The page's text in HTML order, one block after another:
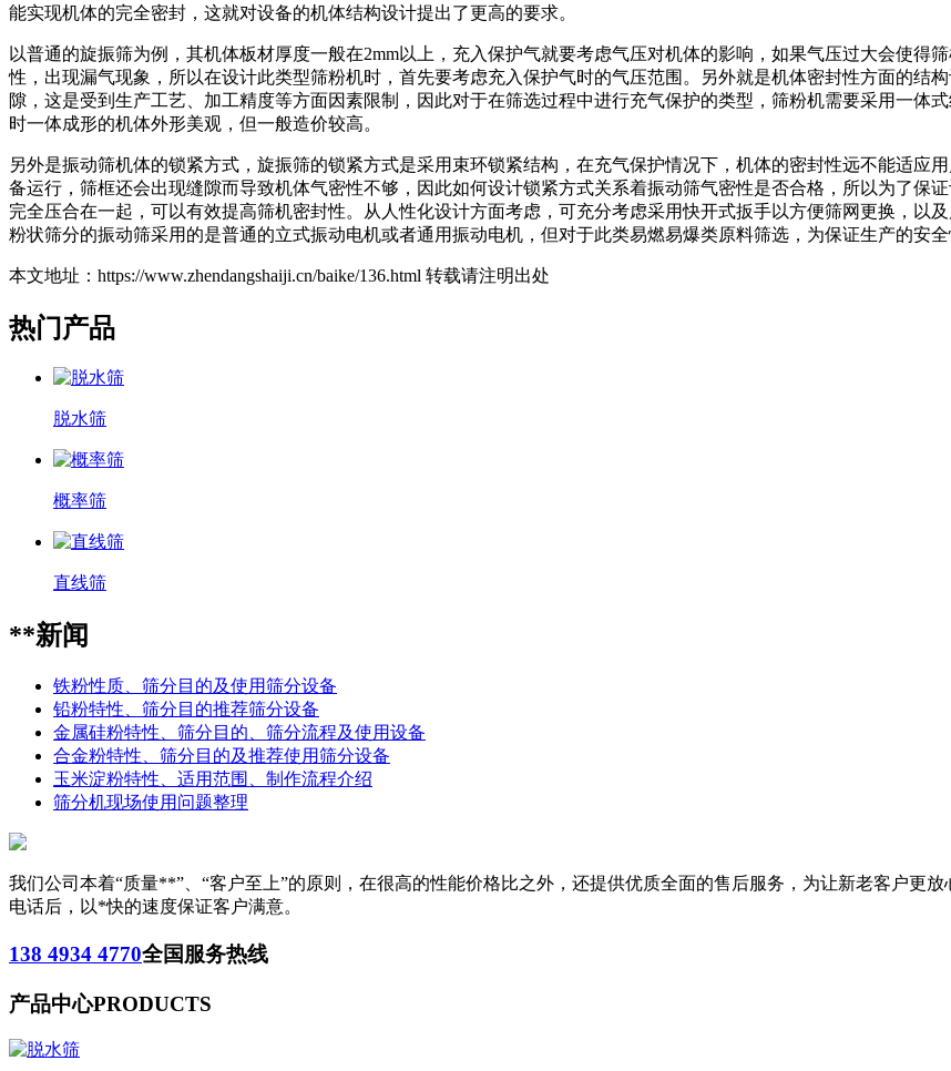
能实现机体的完全密封，这就对设备的机体结构设计提出了更高的要求。
以普通的旋振筛为例，其机体板材厚度一般在2mm以上，充入保护气就要考虑气压对机体的影响，如果气压过大会使得
性，出现漏气现象，所以在设计此类型筛粉机时，首先要考虑充入保护气时的气压范围。另外就是机体密封性方面的结
隙，这是受到生产工艺、加工精度等方面因素限制，因此对于在筛选过程中进行充气保护的类型，筛粉机需要采用一体
时一体成形的机体外形美观，但一般造价较高。
另外是振动筛机体的锁紧方式，旋振筛的锁紧方式是采用束环锁紧结构，在充气保护情况下，机体的密封性远不能适应
备运行，筛框还会出现缝隙而导致机体气密性不够，因此如何设计锁紧方式关系着振动筛气密性是否合格，所以为了保
完全压合在一起，可以有效提高筛机密封性。从人性化设计方面考虑，可充分考虑采用快开式扳手以方便筛网更换，以
粉状筛分的振动筛采用的是普通的立式振动电机或者通用振动电机，但对于此类易燃易爆类原料筛选，为保证生产的安
本文地址：https://www.zhendangshaiji.cn/baike/136.html 转载请注明出处
热门产品
脱水筛
概率筛
直线筛
**新闻
铁粉性质、筛分目的及使用筛分设备
铅粉特性、筛分目的推荐筛分设备
金属硅粉特性、筛分目的、筛分流程及使用设备
合金粉特性、筛分目的及推荐使用筛分设备
玉米淀粉特性、适用范围、制作流程介绍
筛分机现场使用问题整理
我们公司本着“质量**”、“客户至上”的原则，在很高的性能价格比之外，还提供优质全面的售后服务，为让新老客户更
电话后，以*快的速度保证客户满意。
138 4934 4770全国服务热线
产品中心PRODUCTS